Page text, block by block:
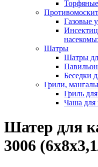
Газовые
Шатры
Шатры
Беседки
Грили,
Гриль
Чаша для
Шатер для
3006